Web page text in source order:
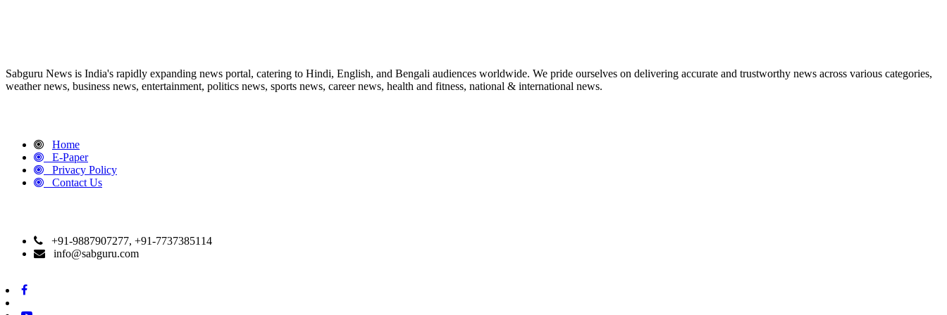
Sabguru News is India's rapidly expanding news portal, catering to Hindi, English, and Bengali audiences worldwide. We pride ourselves on delivering accurate and trustworthy news across various categories,
weather news, business news, entertainment, politics news, sports news, career news, health and fitness, national & international news.
Home
E-Paper
Privacy Policy
Contact Us
+91-9887907277, +91-7737385114
info@sabguru.com